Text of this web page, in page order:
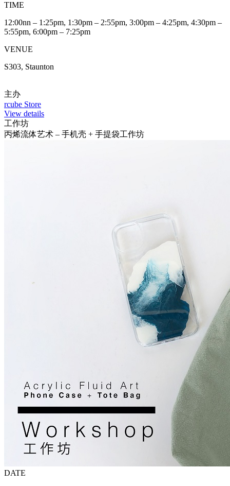
TIME
12:00nn – 1:25pm, 1:30pm – 2:55pm, 3:00pm – 4:25pm, 4:30pm –
5:55pm, 6:00pm – 7:25pm
VENUE
S303, Staunton
主办
rcube Store
View details
工作坊
丙烯流体艺术 – 手机壳 + 手提袋工作坊
DATE